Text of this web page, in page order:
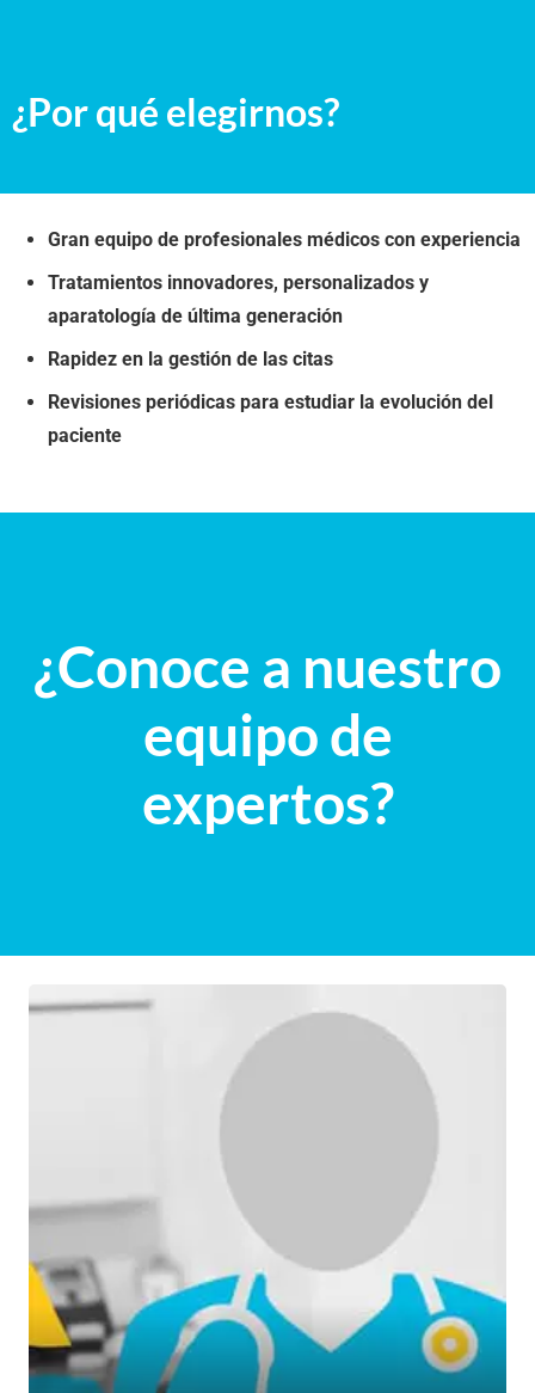
¿Por qué elegirnos?
Gran equipo de profesionales médicos con experiencia
Tratamientos innovadores, personalizados y
aparatología de última generación
Rapidez en la gestión de las citas
Revisiones periódicas para estudiar la evolución del
paciente
¿Conoce a nuestro
equipo de
expertos?